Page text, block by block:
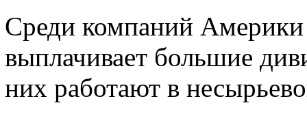
Среди компаний Америки
выплачивает большие
них работают в